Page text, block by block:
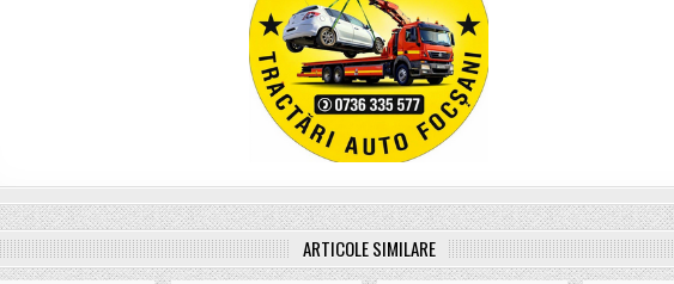
ARTICOLE SIMILARE